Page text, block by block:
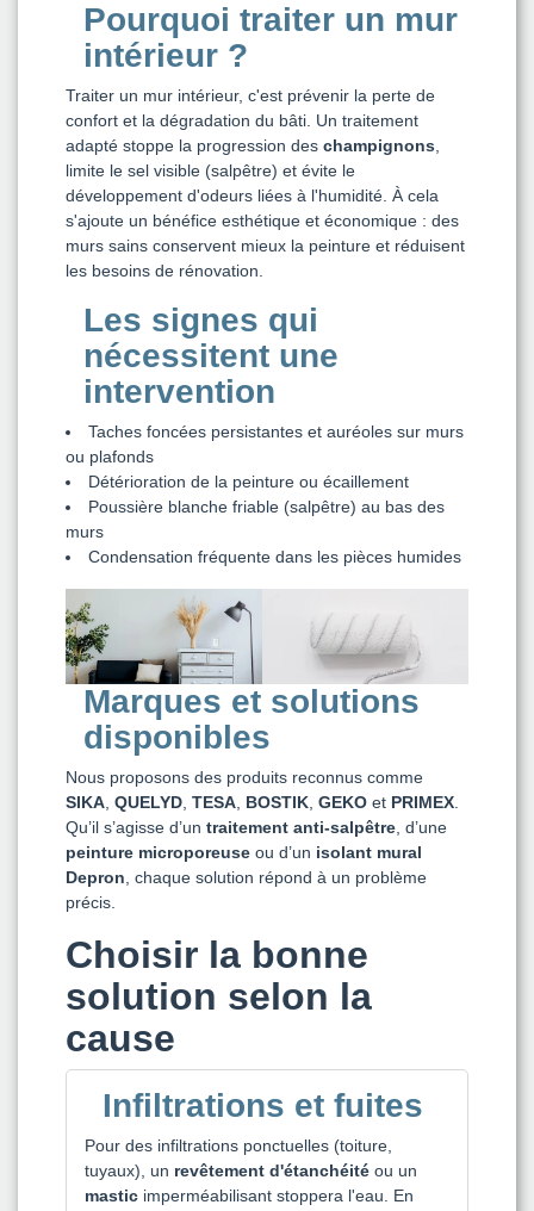
Pourquoi traiter un mur
intérieur ?
Traiter un mur intérieur, c'est prévenir la perte de
confort et la dégradation du bâti. Un traitement
adapté stoppe la progression des champignons
limite le sel visible (salpêtre) et évite le
développement d'odeurs liées à l'humidité. À cela
s'ajoute un bénéfice esthétique et économique : des
murs sains conservent mieux la peinture et réduisent
les besoins de rénovation.
Les signes qui
nécessitent une
intervention
Taches foncées persistantes et auréoles sur murs
ou plafonds
Détérioration de la peinture ou écaillement
Poussière blanche friable (salpêtre) au bas des
murs
Condensation fréquente dans les pièces humides
Marques et solutions
disponibles
Nous proposons des produits reconnus comme
SIKA QUELYD TESA BOSTIK GEKO et PRIMEX
Qu’il s’agisse d’un traitement anti-salpêtre , d’une
peinture microporeuse ou d’un isolant mural
Depron , chaque solution répond à un problème
précis.
Choisir la bonne
solution selon la
cause
Infiltrations et fuites
Pour des infiltrations ponctuelles (toiture,
tuyaux), un revêtement d'étanchéité ou un
mastic imperméabilisant stoppera l'eau. En